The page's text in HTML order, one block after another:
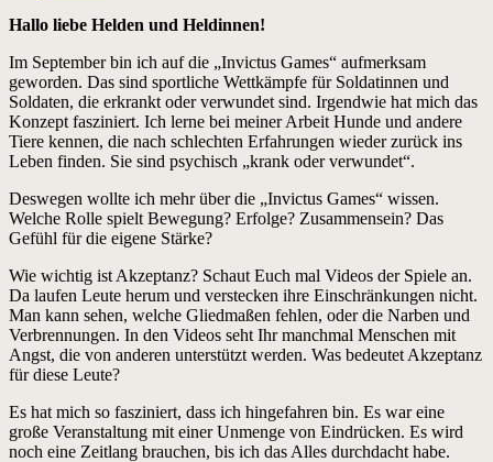
Hallo liebe Helden und Heldinnen!
Im September bin ich auf die „Invictus Games“ aufmerksam
geworden. Das sind sportliche Wettkämpfe für Soldatinnen und
Soldaten, die erkrankt oder verwundet sind. Irgendwie hat mich das
Konzept fasziniert. Ich lerne bei meiner Arbeit Hunde und andere
Tiere kennen, die nach schlechten Erfahrungen wieder zurück ins
Leben finden. Sie sind psychisch „krank oder verwundet“.
Deswegen wollte ich mehr über die „Invictus Games“ wissen.
Welche Rolle spielt Bewegung? Erfolge? Zusammensein? Das
Gefühl für die eigene Stärke?
Wie wichtig ist Akzeptanz? Schaut Euch mal Videos der Spiele an.
Da laufen Leute herum und verstecken ihre Einschränkungen nicht.
Man kann sehen, welche Gliedmaßen fehlen, oder die Narben und
Verbrennungen. In den Videos seht Ihr manchmal Menschen mit
Angst, die von anderen unterstützt werden. Was bedeutet Akzeptanz
für diese Leute?
Es hat mich so fasziniert, dass ich hingefahren bin. Es war eine
große Veranstaltung mit einer Unmenge von Eindrücken. Es wird
noch eine Zeitlang brauchen, bis ich das Alles durchdacht habe.